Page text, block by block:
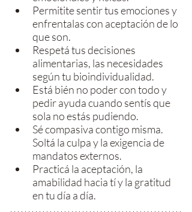
Permitite sentir tus emociones y
enfrentalas con aceptación de lo
que son.
Respetá tus decisiones
alimentarias, las necesidades
según tu bioindividualidad.
Está bién no poder con todo y
pedir ayuda cuando sentís que
sola no estás pudiendo.
Sé compasiva contigo misma.
Soltá la culpa y la exigencia de
mandatos externos.
Practicá la aceptación, la
amabilidad hacia tí y la gratitud
en tu día a día.